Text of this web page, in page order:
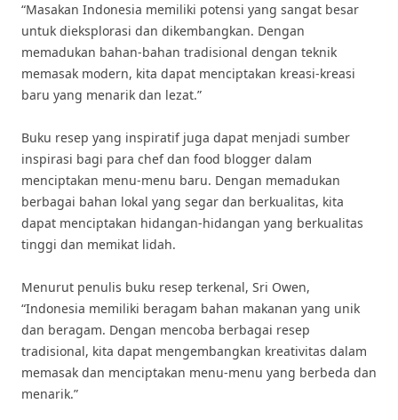
“Masakan Indonesia memiliki potensi yang sangat besar
untuk dieksplorasi dan dikembangkan. Dengan
memadukan bahan-bahan tradisional dengan teknik
memasak modern, kita dapat menciptakan kreasi-kreasi
baru yang menarik dan lezat.”
Buku resep yang inspiratif juga dapat menjadi sumber
inspirasi bagi para chef dan food blogger dalam
menciptakan menu-menu baru. Dengan memadukan
berbagai bahan lokal yang segar dan berkualitas, kita
dapat menciptakan hidangan-hidangan yang berkualitas
tinggi dan memikat lidah.
Menurut penulis buku resep terkenal, Sri Owen,
“Indonesia memiliki beragam bahan makanan yang unik
dan beragam. Dengan mencoba berbagai resep
tradisional, kita dapat mengembangkan kreativitas dalam
memasak dan menciptakan menu-menu yang berbeda dan
menarik.”